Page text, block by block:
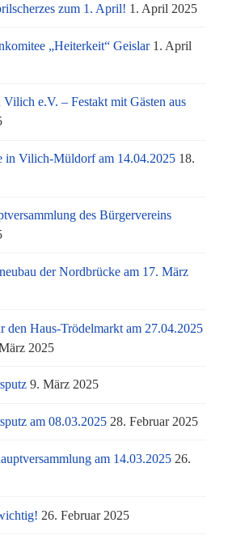
zum 1. April! 1. April 2025
„Heiterkeit“ Geislar 1. April
e.V. – Festakt mit Gästen aus
in Vilich-Müldorf am 14.04.2025 18.
des Bürgervereins
der Nordbrücke am 17. März
Haus-Trödelmarkt am 27.04.2025
2025
9. März 2025
am 08.03.2025 28. Februar 2025
am 14.03.2025 26.
26. Februar 2025